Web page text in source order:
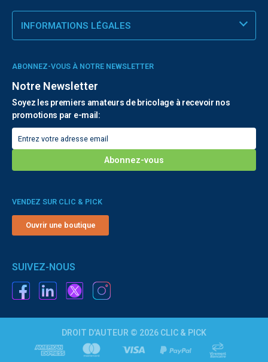
INFORMATIONS LÉGALES
ABONNEZ-VOUS À NOTRE NEWSLETTER
Notre Newsletter
Soyez les premiers amateurs de bricolage à recevoir nos
promotions par e-mail:
VENDEZ SUR CLIC & PICK
Ouvrir une boutique
SUIVEZ-NOUS
DROIT D'AUTEUR © 2026 CLIC & PICK